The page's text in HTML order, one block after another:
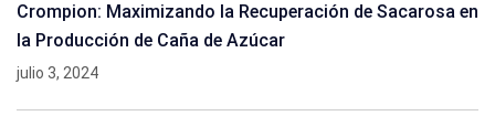
Crompion: Maximizando la Recuperación de Sacarosa en
la Producción de Caña de Azúcar
julio 3, 2024